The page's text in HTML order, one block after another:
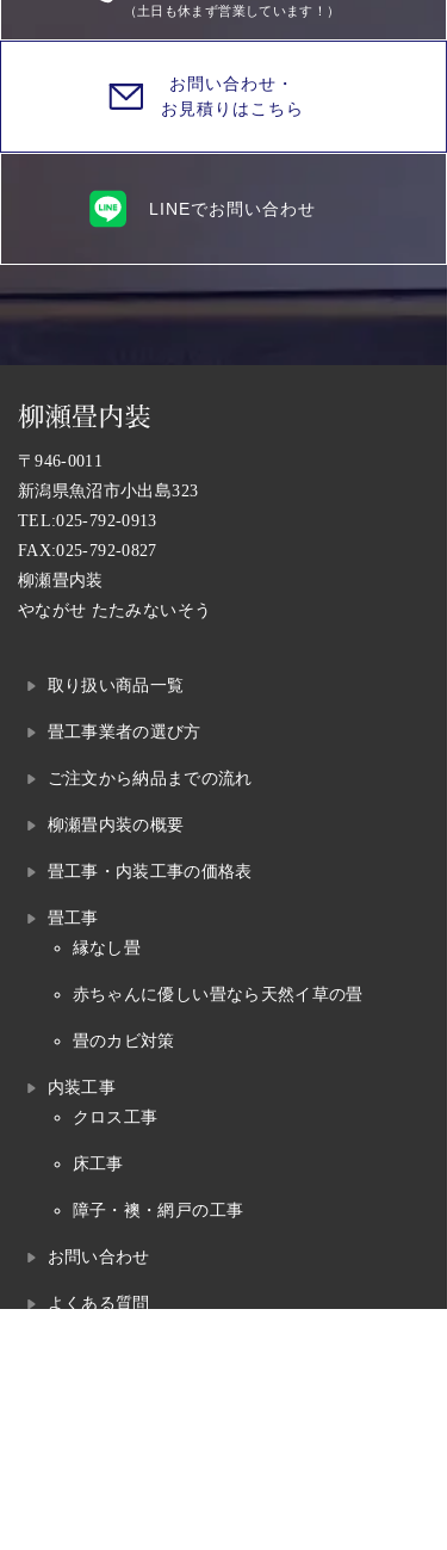
（土日も休まず営業しています！）
お問い合わせ・
お見積りはこちら
LINEでお問い合わせ
〒946-0011
新潟県魚沼市小出島323
TEL:025-792-0913
FAX:025-792-0827
柳瀬畳内装
やながせ たたみないそう
取り扱い商品一覧
畳工事業者の選び方
ご注文から納品までの流れ
柳瀬畳内装の概要
畳工事・内装工事の価格表
畳工事
縁なし畳
赤ちゃんに優しい畳なら天然イ草の畳
畳のカビ対策
内装工事
クロス工事
床工事
障子・襖・網戸の工事
お問い合わせ
よくある質問